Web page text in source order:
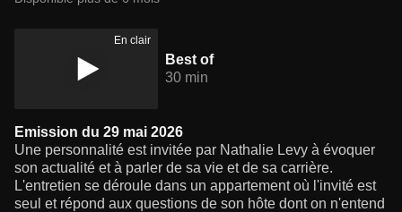
En clair
Best of
30 min
Emission du 29 mai 2026
Une personnalité est invitée par Nathalie Levy à évoquer
son actualité et à parler de sa vie et de sa carrière.
L'entretien se déroule dans un appartement où l'invité est
seul et répond aux questions de son hôte dont on n'entend